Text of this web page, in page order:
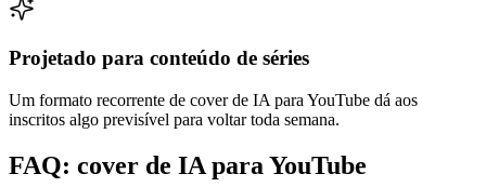
Projetado para conteúdo de séries
Um formato recorrente de cover de IA para YouTube dá aos
inscritos algo previsível para voltar toda semana.
FAQ: cover de IA para YouTube